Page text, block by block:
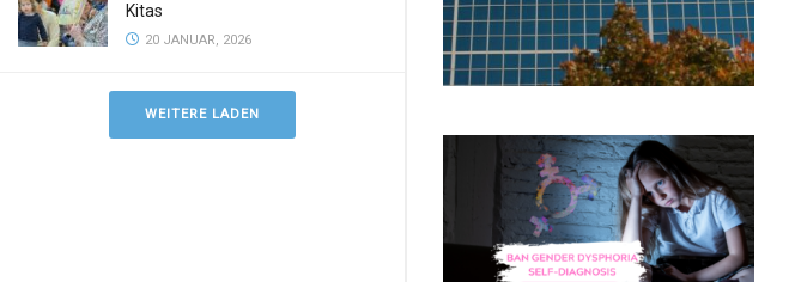
Kitas
20 JANUAR, 2026
WEITERE LADEN